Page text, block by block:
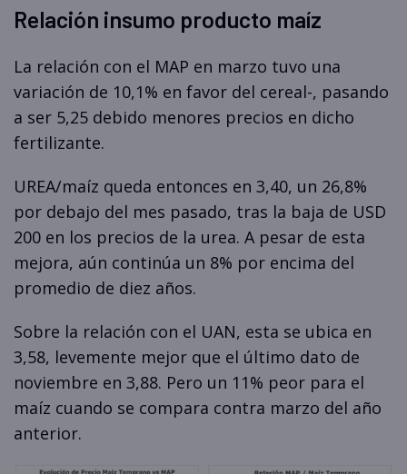
Relación insumo producto maíz
La relación con el MAP en marzo tuvo una
variación de 10,1% en favor del cereal-, pasando
a ser 5,25 debido menores precios en dicho
fertilizante.
UREA/maíz queda entonces en 3,40, un 26,8%
por debajo del mes pasado, tras la baja de USD
200 en los precios de la urea. A pesar de esta
mejora, aún continúa un 8% por encima del
promedio de diez años.
Sobre la relación con el UAN, esta se ubica en
3,58, levemente mejor que el último dato de
noviembre en 3,88. Pero un 11% peor para el
maíz cuando se compara contra marzo del año
anterior.